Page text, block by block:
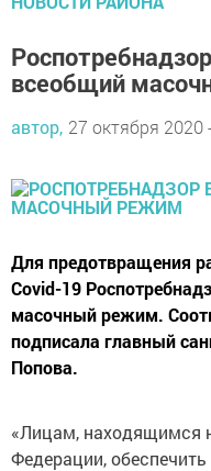
всеобщий
автор, 27 октября 2020
Для предотвращения
Covid-19
масочный режим.
подписала главный
Попова.
«Лицам, находящимся
Федерации,